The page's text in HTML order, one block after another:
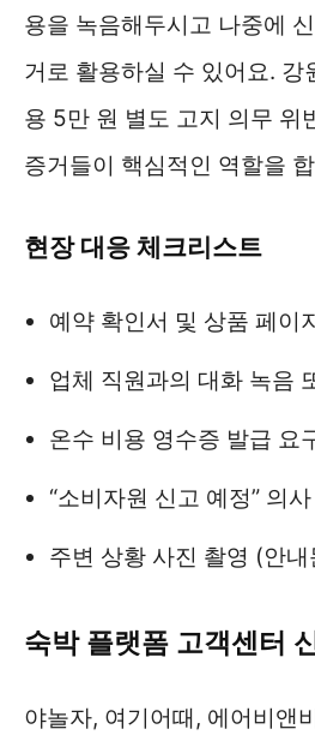
용을 녹음해두시고 나중에
거로 활용하실 수 있어요. 강
용 5만 원 별도 고지 의무 위
증거들이 핵심적인 역할을
현장 대응 체크리스트
예약 확인서 및 상품 페이
업체 직원과의 대화 녹음
온수 비용 영수증 발급 요
“소비자원 신고 예정” 의
주변 상황 사진 촬영 (안내
숙박 플랫폼 고객센터
야놀자, 여기어때, 에어비앤